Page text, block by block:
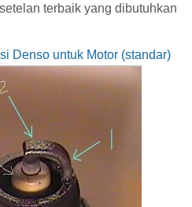
terbaik yang dibutuhkan
Denso untuk Motor (standar)